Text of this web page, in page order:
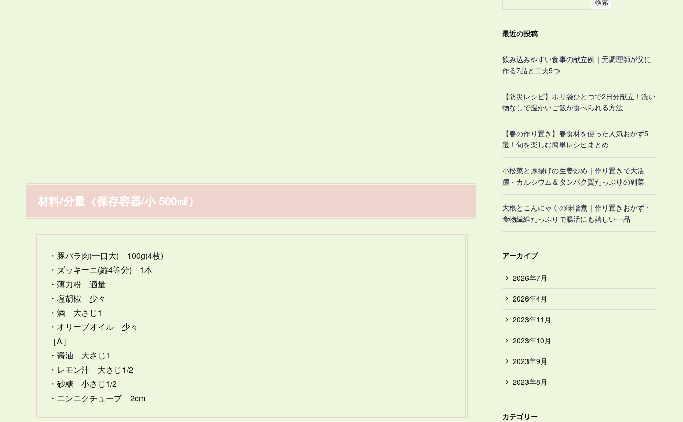
材料/分量（保存容器/小 500㎖）
・豚バラ肉(一口大) 100g(4枚)
・ズッキーニ(縦4等分) 1本
・薄力粉 適量
・塩胡椒 少々
・酒 大さじ1
・オリーブオイル 少々
［A］
・醤油 大さじ1
・レモン汁 大さじ1/2
・砂糖 小さじ1/2
・ニンニクチューブ 2cm
最近の投稿
飲み込みやすい食事の献立例｜元調理師が父に
作る7品と工夫5つ
【防災レシピ】ポリ袋ひとつで2日分献立！洗い
物なしで温かいご飯が食べられる方法
【春の作り置き】春食材を使った人気おかず5
選！旬を楽しむ簡単レシピまとめ
小松菜と厚揚げの生姜炒め｜作り置きで大活
躍・カルシウム＆タンパク質たっぷりの副菜
大根とこんにゃくの味噌煮｜作り置きおかず・
食物繊維たっぷりで腸活にも嬉しい一品
アーカイブ
2026年7月
2026年4月
2023年11月
2023年10月
2023年9月
2023年8月
カテゴリー